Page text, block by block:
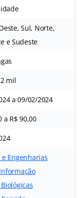
Sul, Norte,
e Sudeste
mil
a 09/02/2024
a R$ 90,00
Engenharias